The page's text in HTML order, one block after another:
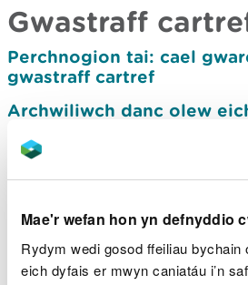
Mae'r wefan hon yn defnyddio
Rydym wedi gosod ffeiliau bychain
eich dyfais er mwyn caniatáu i’n
Gwastraff
Perchnogion tai: cael
gwastraff cartref
Archwiliwch danc olew
Gwastraff
Dyletswydd gofal
Sut i ddosbarthu ac asesu